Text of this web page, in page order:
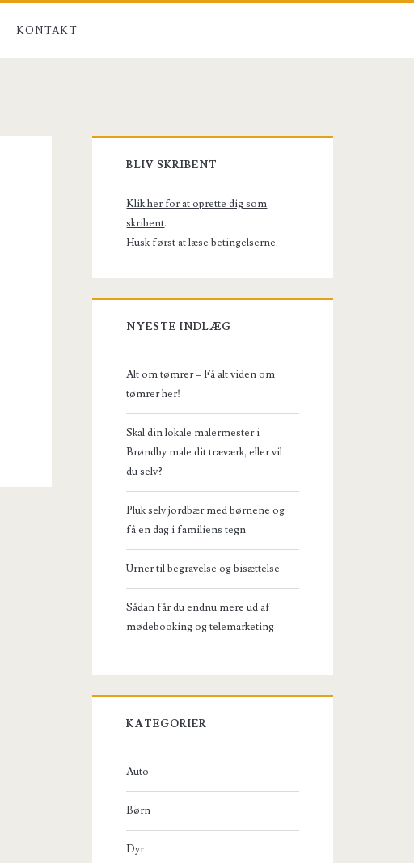
KONTAKT
Primary
Sidebar
BLIV SKRIBENT
Klik her for at oprette dig som
skribent.
Husk først at læsebetingelserne.
NYESTE INDLÆG
Alt om tømrer – Få alt viden om
tømrer her!
Skal din lokale malermester i
Brøndby male dit træværk, eller vil
du selv?
Pluk selv jordbær med børnene og
få en dag i familiens tegn
Urner til begravelse og bisættelse
Sådan får du endnu mere ud af
mødebooking og telemarketing
KATEGORIER
Auto
Børn
Dyr